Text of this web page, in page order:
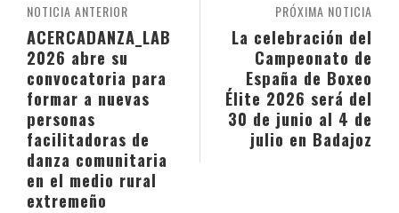
PRÓXIMA NOTICIA
La celebración del
Campeonato de
España de Boxeo
Élite 2026 será del
30 de junio al 4 de
julio en Badajoz
NOTICIA ANTERIOR
ACERCADANZA_LAB
2026 abre su
convocatoria para
formar a nuevas
personas
facilitadoras de
danza comunitaria
en el medio rural
extremeño